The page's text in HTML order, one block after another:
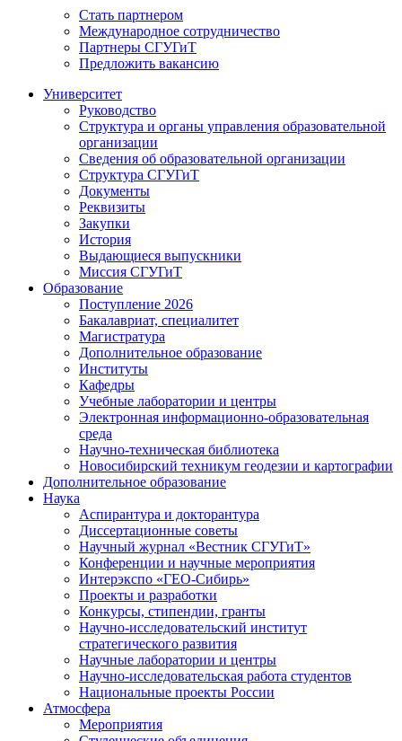
Стать партнером
Международное сотрудничество
Партнеры СГУГиТ
Предложить вакансию
Университет
Руководство
Структура и органы управления образовательной
организации
Сведения об образовательной организации
Структура СГУГиТ
Документы
Реквизиты
Закупки
История
Выдающиеся выпускники
Миссия СГУГиТ
Образование
Поступление 2026
Бакалавриат, специалитет
Магистратура
Дополнительное образование
Институты
Кафедры
Учебные лаборатории и центры
Электронная информационно-образовательная
среда
Научно-техническая библиотека
Новосибирский техникум геодезии и картографии
Дополнительное образование
Наука
Аспирантура и докторантура
Диссертационные советы
Научный журнал «Вестник СГУГиТ»
Конференции и научные мероприятия
Интерэкспо «ГЕО-Сибирь»
Проекты и разработки
Конкурсы, стипендии, гранты
Научно-исследовательский институт
стратегического развития
Научные лаборатории и центры
Научно-исследовательская работа студентов
Национальные проекты России
Атмосфера
Мероприятия